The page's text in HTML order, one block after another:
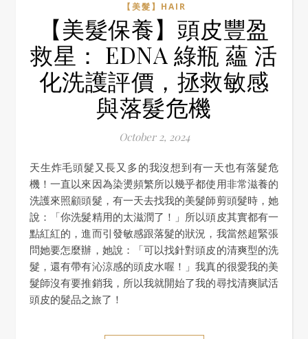
【美髮】HAIR
【美髮保養】頭皮豐盈
救星： EDNA 綠瓶 蘊 活
化洗護評價，拯救敏感
與落髮危機
October 2, 2024
天生炸毛頭髮又長又多的我沒想到有一天也有落髮危
機！一直以來因為染燙頻繁所以幾乎都使用非常滋養的
洗護來照顧頭髮，有一天去找我的美髮師剪頭髮時，她
說：「你洗髮精用的太滋潤了！」所以頭皮其實都有一
點紅紅的，進而引發敏感跟落髮的狀況，我當然超緊張
問她要怎麼辦，她說：「可以找針對頭皮的清爽型的洗
髮，還有帶有沁涼感的頭皮水喔！」我真的很愛我的美
髮師沒有要推銷我，所以我就開始了我的尋找清爽賦活
頭皮的髮品之旅了！